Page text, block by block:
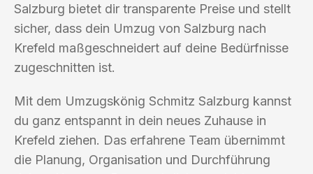
Salzburg bietet dir transparente Preise und stellt
sicher, dass dein Umzug von Salzburg nach
Krefeld maßgeschneidert auf deine Bedürfnisse
zugeschnitten ist.
Mit dem Umzugskönig Schmitz Salzburg kannst
du ganz entspannt in dein neues Zuhause in
Krefeld ziehen. Das erfahrene Team übernimmt
die Planung, Organisation und Durchführung